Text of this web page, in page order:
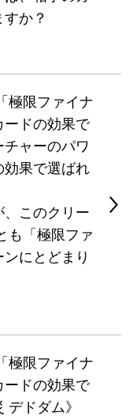
か？
極限ファイナ
ードの効果で
ャーのパワ
効果で選ばれ
このクリー
も「極限ファ
にとどまり
極限ファイナ
ードの効果で
ドダム》